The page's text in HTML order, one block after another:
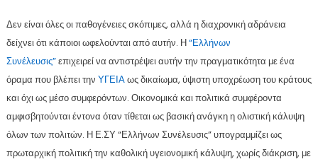
Δεν είναι όλες οι παθογένειες σκόπιμες, αλλά η διαχρονική αδράνεια
δείχνει ότι κάποιοι ωφελούνται από αυτήν. Η“Ελλήνων
Συνέλευσις”επιχειρεί να αντιστρέψει αυτήν την πραγματικότητα με ένα
όραμα που βλέπει την ΥΓΕΙΑως δικαίωμα, ύψιστη υποχρέωση του κράτους
και όχι ως μέσο συμφερόντων. Οικονομικά και πολιτικά συμφέροντα
αμφισβητούνται έντονα όταν τίθεται ως βασική ανάγκη η ολιστική κάλυψη
όλων των πολιτών. Η Ε.ΣΥ “Ελλήνων Συνέλευσις” υπογραμμίζει ως
πρωταρχική πολιτική την καθολική υγειονομική κάλυψη, χωρίς διάκριση, με